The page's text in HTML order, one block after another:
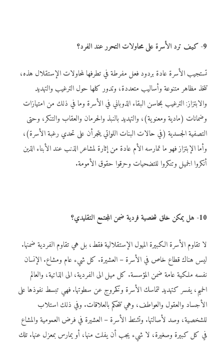
9- كيف ترد الأسرة على محاولات التحرر عند الفرد؟
تستجيب الأسرة عادة بردود فعل مفرطة في تطرفها لمحاولات الإستقلال هذه،
تتخذ مظاهر متنوعة وأساليب متعددة، وتدور كلها حول الترغيب والتهديد
والابتزاز: الترغيب بمحاسن البقاء الذوباني في الأسرة وما في ذلك من امتيازات
وضمانات (مادية ومعنوية)، والتهديد بالنبذ والحرمان والعقاب والتنكر، وحتى
التصفية الجسدية (في حالات البنات اللواتي يتجرأن على تحدي رغبة الأسرة)،
وأما الإبتزاز فهو ما تمارسه الأم عادة من إثارة لمشاعر الذنب عند الأبناء الذين
أنكروا الجميل وتنكروا للتضحيات وحرقوا حقوق الأمومة.
10- هل يمكن خلق شخصية فردية ضمن المجتمع التقليدي؟
لا تقاوم الأسرة الكبيرة الميول الإستقلالية فقط، بل هي تقاوم الفردية ضمنها.
ليس هناك قطاع خاص في الأسرة – العشيرة. كل شيء عام ومشاع. الإنسان
نفسه ملكية عامة ضمن المؤسسة. كل ميل الى الفردية، الى الذاتية، والعالم
الحميم، يفسر كتهديد لتماسك الأسرة وكخروج عن سطوتها. فهي تبسط نفوذها على
الأجساد والعقول والعواطف، وهي تتحكم بالعلاقات. وفي ذلك استلاب
للشخصية، وصد لأصالتها. وتشتط الأسرة – العشيرة في فرض العمومية والمشاع
في كل كبيرة وصغيرة، لا شيء يجب أن يفلت منها، أو يمارس بمعزل عنها. تلك